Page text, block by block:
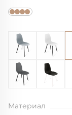
Материал